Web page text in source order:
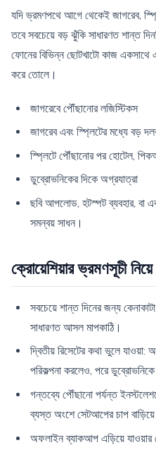
যদি ভ্রমণপথে আগে থেকেই জাগরেব,
তবে সবচেয়ে বড় ঝুঁকি সাধারণত শান্ত
ফোনের বিভিন্ন ছোটখাটো কাজ একসাথে
করে তোলে।
জাগরেবে পৌঁছানোর লজিস্টিকস
জাগরেব এবং স্প্লিটের মধ্যে বড়
স্প্লিটে পৌঁছানোর পর হোটেল,
ডুব্রোভনিকের দিকে অগ্রযাত্রা
ছবি আপলোড, হটস্পট ব্যবহার, বা
সমন্বয় সাধন।
ক্রোয়েশিয়ার ভ্রমণসূচী
সবচেয়ে শান্ত দিনের জন্য
সাধারণত আসল মাপকাঠি।
দ্বিতীয় রিসেটের কথা ভুলে
পরিকল্পনা করলেও, পরে ডুব্রোভনিকে
গন্তব্যে পৌঁছানো পর্যন্ত
ব্যস্ত অংশে সেটআপের চাপ
অফলাইন ব্যাকআপ এড়িয়ে যাওয়ার